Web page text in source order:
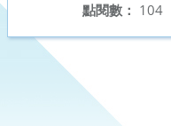
點閱數： 104